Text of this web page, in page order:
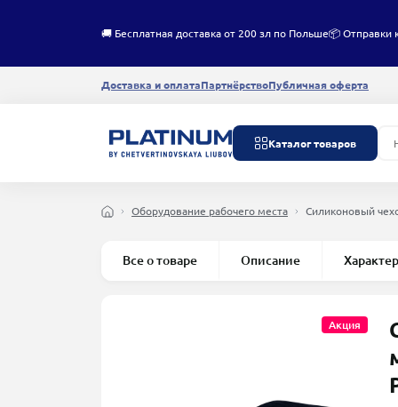
🚚 Бесплатная доставка от 200 зл по Польше📦 Отправки
Доставка и оплатаПартнёрствоПубличная оферта
Каталог товаров
Оборудование рабочего места Силиконовый
Все о товаре Описание
Акция